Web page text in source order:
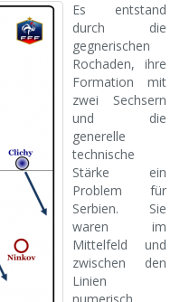
Es entstand
durch die
gegnerischen
Rochaden, ihre
Formation mit
zwei Sechsern
und die
generelle
technische
Stärke ein
Problem für
Serbien. Sie
waren im
Mittelfeld und
zwischen den
Linien